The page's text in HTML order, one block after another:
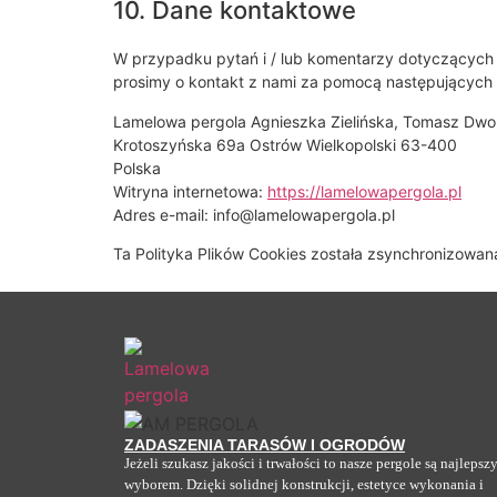
10. Dane kontaktowe
W przypadku pytań i / lub komentarzy
prosimy o kontakt z nami za pomocą
Lamelowa pergola Agnieszka Zielińska, Tomasz
Krotoszyńska 69a Ostrów Wielkopolski 63-400
Polska
Witryna internetowa: https://lamelowapergola.pl
Adres e-mail: info@lamelowapergola.pl
Ta Polityka Plików Cookies została
ZADASZENIA TARASÓW I OGRODÓW
Jeżeli szukasz jakości i trwałości to nasze pergole są
wyborem. Dzięki solidnej konstrukcji, estetyce wykonania i